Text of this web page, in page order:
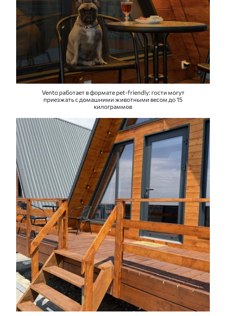
Vento работает в формате pet-friendly: гости могут
приезжать с домашними животными весом до 15
килограммов